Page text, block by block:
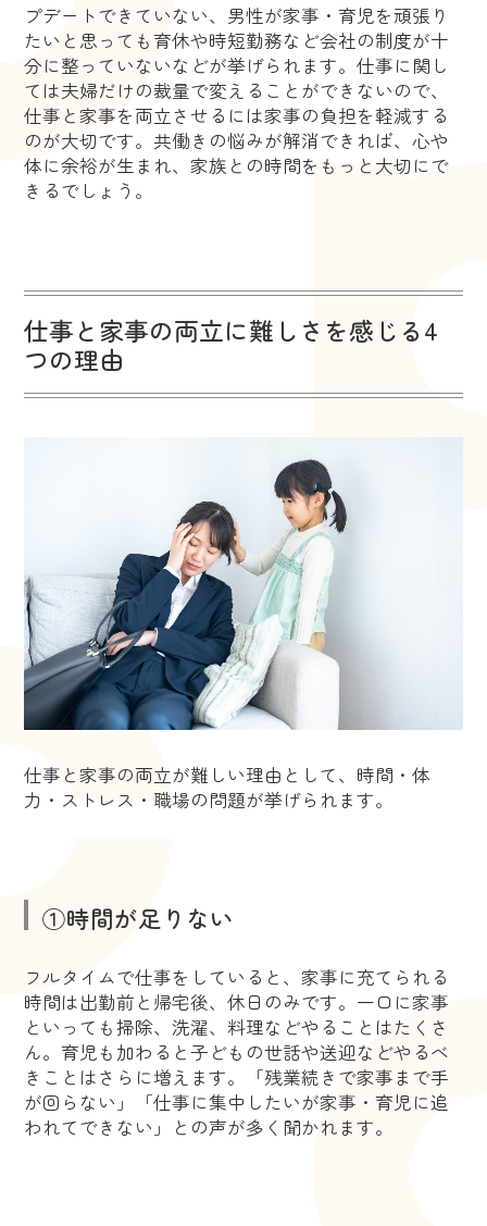
プデートできていない、男性が家事・育児を頑張り
たいと思っても育休や時短勤務など会社の制度が十
分に整っていないなどが挙げられます。仕事に関し
ては夫婦だけの裁量で変えることができないので、
仕事と家事を両立させるには家事の負担を軽減する
のが大切です。共働きの悩みが解消できれば、心や
体に余裕が生まれ、家族との時間をもっと大切にで
きるでしょう。
仕事と家事の両立に難しさを感じる4
つの理由
仕事と家事の両立が難しい理由として、時間・体
力・ストレス・職場の問題が挙げられます。
①時間が足りない
フルタイムで仕事をしていると、家事に充てられる
時間は出勤前と帰宅後、休日のみです。一口に家事
といっても掃除、洗濯、料理などやることはたくさ
ん。育児も加わると子どもの世話や送迎などやるべ
きことはさらに増えます。「残業続きで家事まで手
が回らない」「仕事に集中したいが家事・育児に追
われてできない」との声が多く聞かれます。